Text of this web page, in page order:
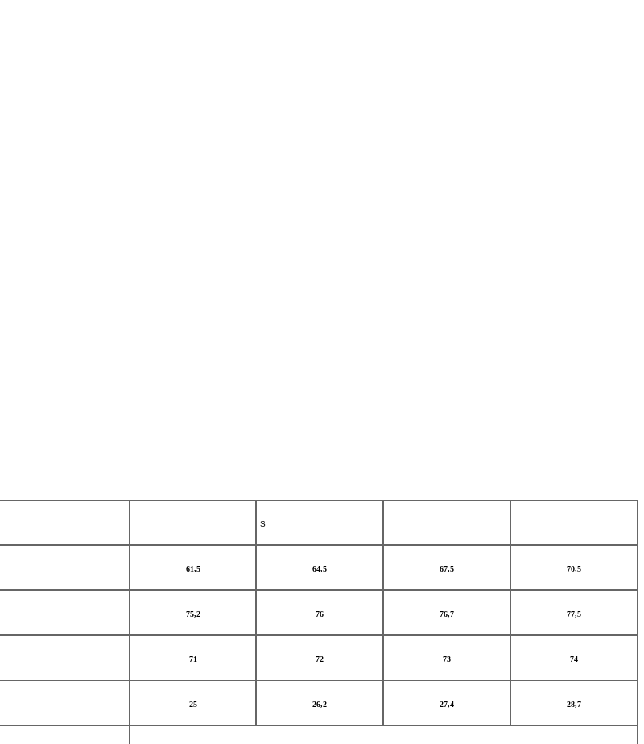
S
61,5 64,5 67,5 70,5
75,2 76 76,7 77,5
71 72 73 74
25 26,2 27,4 28,7